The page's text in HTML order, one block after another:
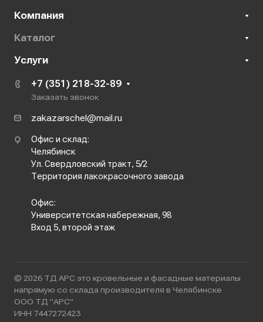
Компания
Каталог
Услуги
+7 (351) 218-32-89
Заказать звонок
zakazarschel@mail.ru
Офис и склад:
Челябинск
Ул. Свердловский тракт, 5/2
Территория лакокрасочного завода
Офис:
Университетская набережная, 98
Вход 5, второй этаж
© 2026 ТД АРС это кровельные и фасадные материалы
напрямую со склада производителя в Челябинске
ООО ТД "АРС"
ИНН 7447272423